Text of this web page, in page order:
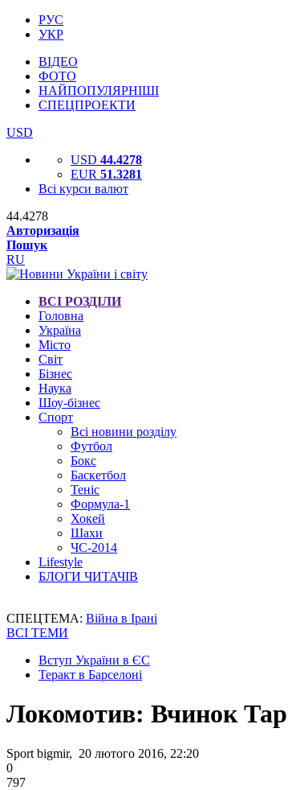
РУС
УКР
ВІДЕО
ФОТО
НАЙПОПУЛЯРНІШІ
СПЕЦПРОЕКТИ
USD
USD 44.4278
EUR 51.3281
Всі курси валют
44.4278
Авторизація
Пошук
RU
ВСІ РОЗДІЛИ
Головна
Україна
Місто
Світ
Бізнес
Наука
Шоу-бізнес
Спорт
Всі новини розділу
Футбол
Бокс
Баскетбол
Теніс
Формула-1
Хокей
Шахи
ЧС-2014
Lifestyle
БЛОГИ ЧИТАЧІВ
СПЕЦТЕМА: Війна в Ірані
ВСІ ТЕМИ
Вступ України в ЄС
Теракт в Барселоні
Локомотив: Вчинок
Sport bigmir, 20 лютого 2016, 22:20
0
797